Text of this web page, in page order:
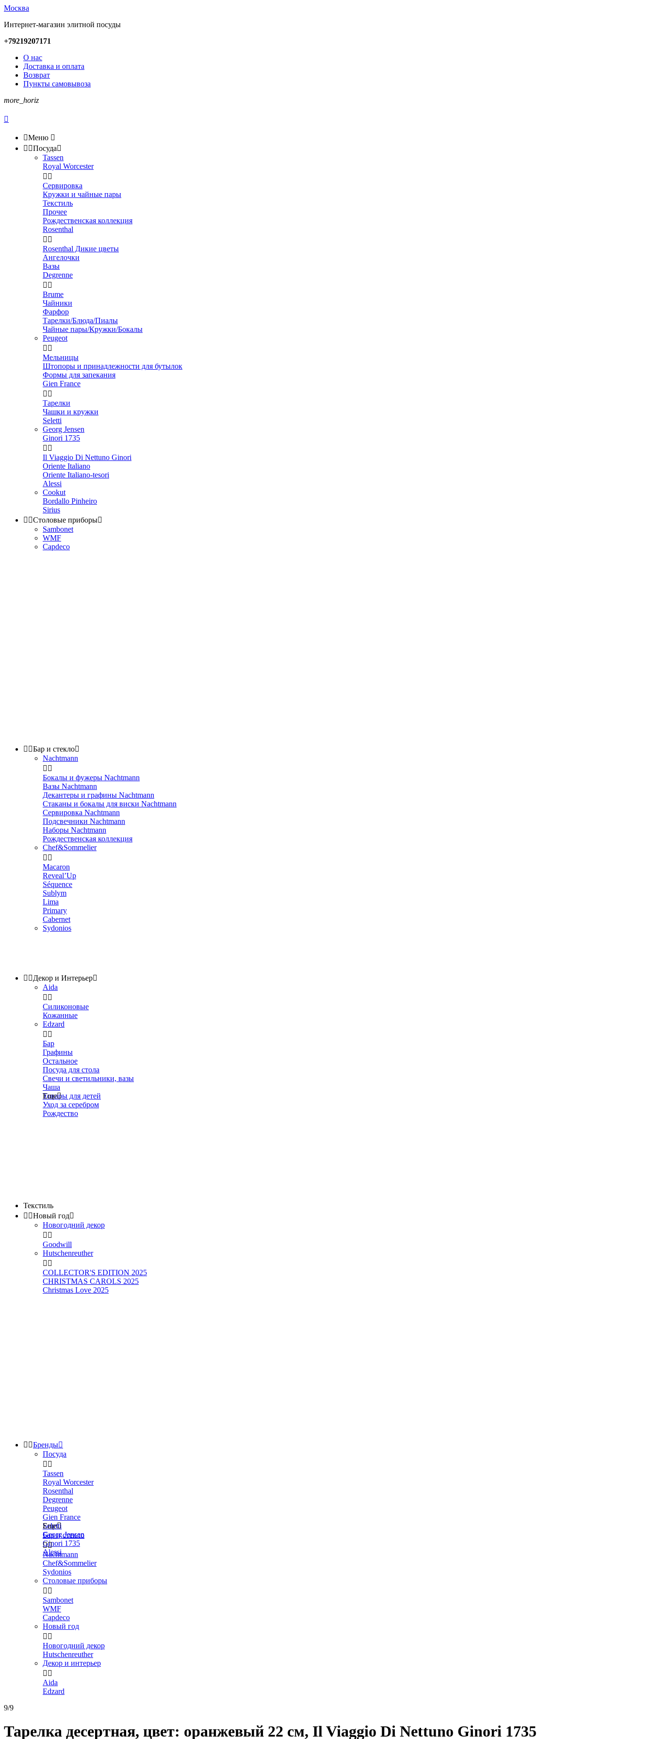
Москва
Интернет-магазин элитной посуды
+79219207171
О нас
Доставка и оплата
Возврат
Пункты самовывоза
more_horiz

Меню 
 Посуда
Tassen
Royal Worcester
 
Сервировка
Кружки и чайные пары
Текстиль
Прочее
Рождественская коллекция
Rosenthal
 
Rosenthal Дикие цветы
Ангелочки
Вазы
Degrenne
 
Brume
Чайники
Фарфор
Тарелки/Блюда/Пиалы
Чайные пары/Кружки/Бокалы
Peugeot
 
Мельницы
Штопоры и принадлежности для бутылок
Формы для запекания
Gien France
 
Тарелки
Чашки и кружки
Seletti
Georg Jensen
Ginori 1735
 
Il Viaggio Di Nettuno Ginori
Oriente Italiano
Oriente Italiano-tesori
Alessi
Cookut
Bordallo Pinheiro
Sirius
 Столовые приборы
Sambonet
WMF
Capdeco
 Бар и стекло
Nachtmann
 
Бокалы и фужеры Nachtmann
Вазы Nachtmann
Декантеры и графины Nachtmann
Стаканы и бокалы для виски Nachtmann
Сервировка Nachtmann
Подсвечники Nachtmann
Наборы Nachtmann
Рождественская коллекция
Chef&Sommelier
 
Macaron
Reveal’Up
Séquence
Sublym
Lima
Primary
Cabernet
Sydonios
 Декор и Интерьер
Aida
 
Силиконовые
Кожанные
Edzard
 
Бар
Графины
Остальное
Посуда для стола
Свечи и светильники, вазы
Чаша
Товары для детей
Уход за серебром
Рождество
Еще
Текстиль
 Новый год
Новогодний декор
 
Goodwill
Hutschenreuther
 
COLLECTOR'S EDITION 2025
CHRISTMAS CAROLS 2025
Christmas Love 2025
 Бренды
Посуда
 
Tassen
Royal Worcester
Rosenthal
Degrenne
Peugeot
Gien France
Seletti
Georg Jensen
Ginori 1735
Alessi
Еще
Бар и стекло

Nachtmann
Chef&Sommelier
Sydonios
Столовые приборы
 
Sambonet
WMF
Capdeco
Новый год
 
Новогодний декор
Hutschenreuther
Декор и интерьер
 
Aida
Edzard
9/9
Тарелка десертная, цвет: оранжевый 22 см, Il Viaggio Di Nettuno Ginori 1735